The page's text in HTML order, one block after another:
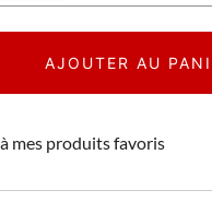
AJOUTER AU
mes produits favoris